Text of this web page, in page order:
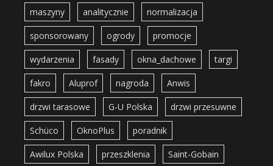
maszyny analitycznie normalizacja
sponsorowany ogrody promocje
wydarzenia fasady okna_dachowe targi
fakro Aluprof nagroda Anwis
drzwi tarasowe G-U Polska drzwi przesuwne
Schüco OknoPlus poradnik
Awilux Polska przeszklenia Saint-Gobain